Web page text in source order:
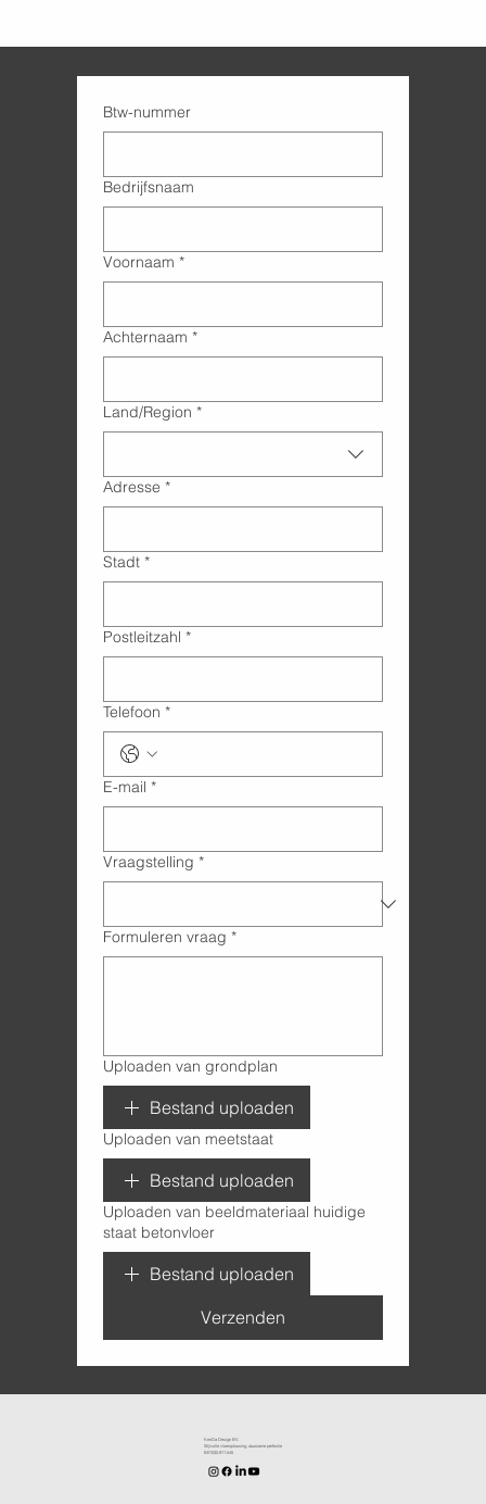
Btw-nummer
Bedrijfsnaam
Voornaam *
Achternaam *
Adres met meerdere regels
Land/Region *
Adresse *
Stadt *
Postleitzahl *
Telefoon *
E-mail *
Vraagstelling *
Formuleren vraag *
Uploaden van grondplan
Bestand uploaden
Uploaden van meetstaat
Bestand uploaden
Uploaden van beeldmateriaal huidige
staat betonvloer
Bestand uploaden
Verzenden
KenDa Design BV.
Stijlvolle vloeroplossing, duurzame perfectie
BE1030.911.545